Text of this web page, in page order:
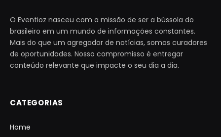
O Eventioz nasceu com a missão de ser a bússola do
brasileiro em um mundo de informações constantes.
Mais do que um agregador de notícias, somos curadores
de oportunidades. Nosso compromisso é entregar
conteúdo relevante que impacte o seu dia a dia.
CATEGORIAS
Home